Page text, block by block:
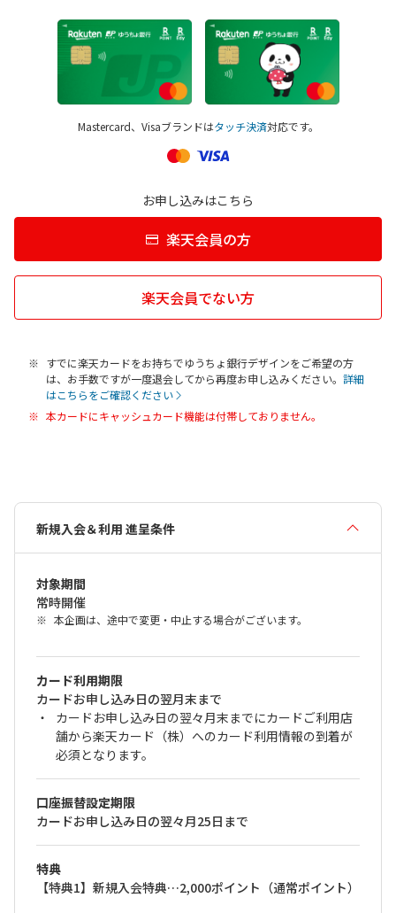
Mastercard、Visaブランドはタッチ決済対応です。
お申し込みはこちら
楽天会員の方
楽天会員でない方
すでに楽天カードをお持ちでゆうちょ銀行デザインをご希望の方
は、お手数ですが一度退会してから再度お申し込みください。 詳細
はこちらをご確認ください
本カードにキャッシュカード機能は付帯しておりません。
新規入会＆利用 進呈条件
対象期間
常時開催
本企画は、途中で変更・中止する場合がございます。
カード利用期限
カードお申し込み日の翌月末まで
カードお申し込み日の翌々月末までにカードご利用店
舗から楽天カード（株）へのカード利用情報の到着が
必須となります。
口座振替設定期限
カードお申し込み日の翌々月25日まで
特典
【特典1】新規入会特典…2,000ポイント（通常ポイント）